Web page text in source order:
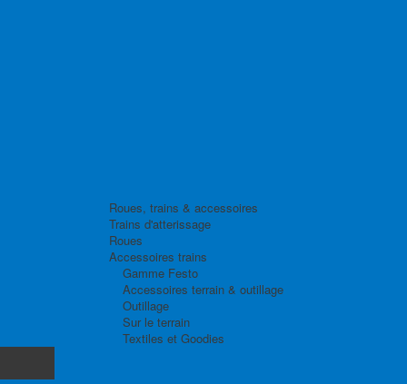
Roues, trains & accessoires
Trains d'atterissage
Roues
Accessoires trains
Gamme Festo
Accessoires terrain & outillage
Outillage
Sur le terrain
Textiles et Goodies